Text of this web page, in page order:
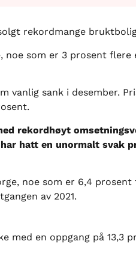
rekordmange
noe som er 3 prosent
vanlig sank i desember.
rekordhøyt
hatt en unormalt svak
noe som er 6,4
av 2021.
med en oppgang på